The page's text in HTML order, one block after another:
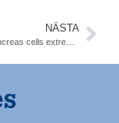
NÄSTA
3D imaging pancreas cells extreme resolution. Max Hahn. Comm Biol